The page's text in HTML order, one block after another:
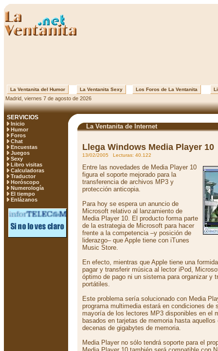
La Ventanita del Humor La Ventanita Sexy Los Foros de La Ventanita
Madrid, viernes 7 de agosto de 2026
SERVICIOS
Inicio
Humor
Foros
Chat
Encuestas
Juegos
Sexy
Libro visitas
Calculadoras
Traductor
Horóscopo
Numerología
El tiempo
Enlázanos
La Ventanita de Internet
Llega Windows Media Player 10
13/02/2005 Lecturas: 40.122
Entre las novedades de Media Player 10
figura el soporte mejorado para la
transferencia de archivos MP3 y
protección anticopia.
Para hoy se espera un anuncio de
Microsoft relativo al lanzamiento de
Media Player 10. El producto forma parte
de la estrategia de Microsoft para hacer
frente a la competencia –y posición de
liderazgo– que Apple tiene con iTunes
Music Store.
En efecto, mientras que Apple tiene una
pagar y transferir música al lector iPod,
óptimo de pago ni un sistema para organizar y
portátiles.
Este problema sería solucionado con Media
programa multimedia estará en condiciones de
mayoría de los lectores MP3 disponibles en el
basados en tarjetas de memoria hasta
decenas de gigabytes de memoria.
Media Player no sólo tendrá soporte para el